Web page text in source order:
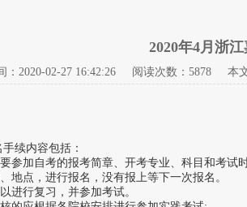
2020年4月浙
： 2020-02-27 16:42:26阅读次数：5878 本文编
续内容包括：
参加自考的报考简章、开考专业、科目和考试
地点，进行报名，没有报上等下一次报名。
进行复习，并参加考试。